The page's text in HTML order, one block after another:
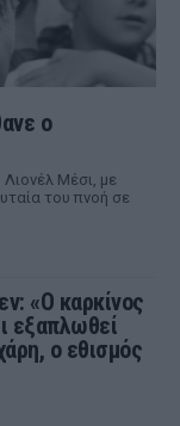
ο
Λιονέλ Μέσι, με
του πνοή σε
«Ο καρκίνος
εξαπλωθεί
ο εθισμός